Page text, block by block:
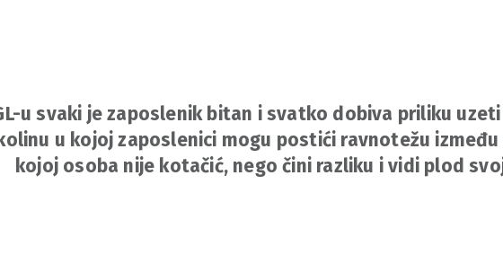
u svaki je zaposlenik bitan i svatko dobiva priliku
u kojoj zaposlenici mogu postići ravnotežu
kojoj osoba nije kotačić, nego čini razliku i vidi plod